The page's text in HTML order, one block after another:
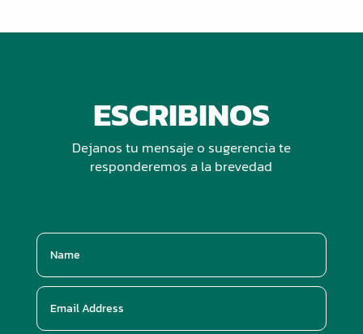
ESCRIBINOS
Dejanos tu mensaje o sugerencia te
responderemos a la brevedad